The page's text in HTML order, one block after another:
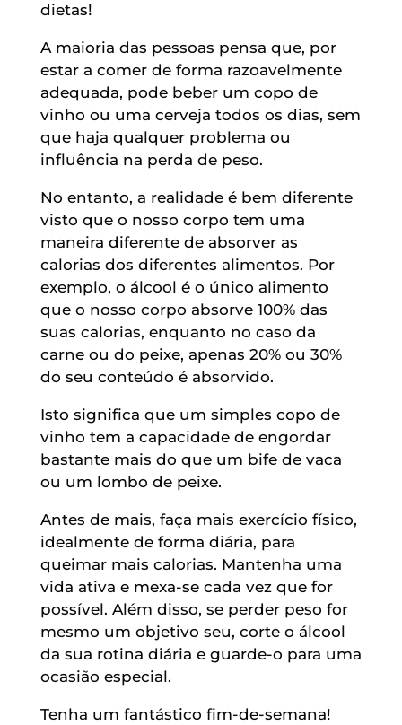
dietas!
A maioria das pessoas pensa que, por
estar a comer de forma razoavelmente
adequada, pode beber um copo de
vinho ou uma cerveja todos os dias, sem
que haja qualquer problema ou
influência na perda de peso.
No entanto, a realidade é bem diferente
visto que o nosso corpo tem uma
maneira diferente de absorver as
calorias dos diferentes alimentos. Por
exemplo, o álcool é o único alimento
que o nosso corpo absorve 100% das
suas calorias, enquanto no caso da
carne ou do peixe, apenas 20% ou 30%
do seu conteúdo é absorvido.
Isto significa que um simples copo de
vinho tem a capacidade de engordar
bastante mais do que um bife de vaca
ou um lombo de peixe.
Antes de mais, faça mais exercício físico,
idealmente de forma diária, para
queimar mais calorias. Mantenha uma
vida ativa e mexa-se cada vez que for
possível. Além disso, se perder peso for
mesmo um objetivo seu, corte o álcool
da sua rotina diária e guarde-o para uma
ocasião especial.
Tenha um fantástico fim-de-semana!